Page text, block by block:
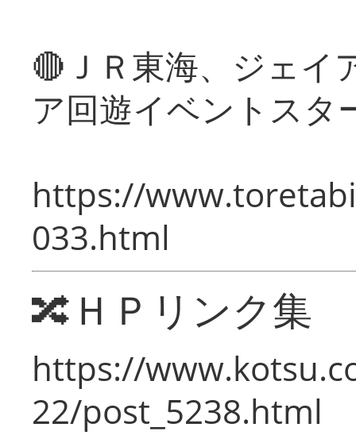
🔴ＪＲ東海、ジェイ
ア回遊イベントスタ
https://
033.html
🔀ＨＰリンク集
https://
22/post_5238.html